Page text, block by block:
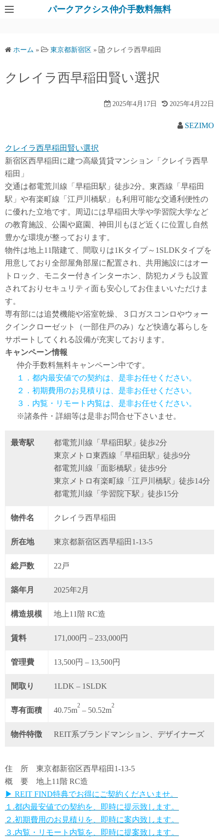
パークアクシス仲介手数料無料
ホーム » 東京都新宿区 » クレイラ西早稲田
クレイラ西早稲田賢い選択
2025年4月17日 2025年4月22日
SEZIMO
クレイラ西早稲田賢い選択
新宿区西早稲田に建つ高級賃貸マンション「クレイラ西早
稲田」
交通は都電荒川線「早稲田駅」徒歩2分。東西線「早稲田
駅」や有楽町線「江戸川橋駅」も利用可能な交通利便性の
に優れた立地です。周辺には早稲田大学や学習院大学など
の教育施設、公園や庭園、神田川もほど近くに位置し自然
豊かな環境が整っております。
物件は地上11階建て、間取りは1Kタイプ～1SLDKタイプを
用意しており全部屋角部屋に配置され、共用施設にはオー
トロック、モニター付きインターホン、防犯カメラも設置
されておりセキュリティ面も安心してお住まいいただけま
す。
専有部には追焚機能や浴室乾燥、３口ガスコンロやウォー
クインクローゼット（一部住戸のみ）など快適な暮らしを
サポートしてくれる設備が充実しております。
キャンペーン情報
仲介手数料無料キャンペーン中です。
１．都内最安値での契約は、是非お任せください。
２．初期費用のお見積りは、是非お任せください。
３．内覧・リモート内覧は、是非お任せください。
※諸条件・詳細等は是非お問合せ下さいませ。
最寄駅
都電荒川線「早稲田駅」徒歩2分
東京メトロ東西線「早稲田駅」徒歩9分
都電荒川線「面影橋駅」徒歩9分
東京メトロ有楽町線「江戸川橋駅」徒歩14分
都電荒川線「学習院下駅」徒歩15分
物件名 クレイラ西早稲田
所在地 東京都新宿区西早稲田1-13-5
総戸数 22戸
築年月 2025年2月
構造規模 地上11階 RC造
賃料 171,000円 – 233,000円
管理費 13,500円 – 13,500円
間取り 1LDK – 1SLDK
専有面積 40.75m
2
– 50.52m
2
物件特徴 REIT系ブランドマンション、デザイナーズ
住 所 東京都新宿区西早稲田1-13-5
概 要 地上11階 RC造
▶ REIT FIND特典でお得にご契約くださいませ。
１.都内最安値での契約を、即時に提示致します。
２.初期費用のお見積りを、即時に案内致します。
３.内覧・リモート内覧を、即時に提案致します。